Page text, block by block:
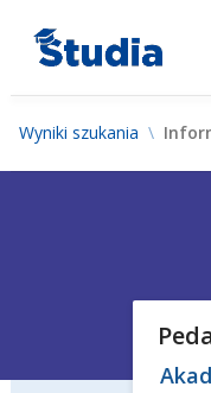
Wyniki szukania